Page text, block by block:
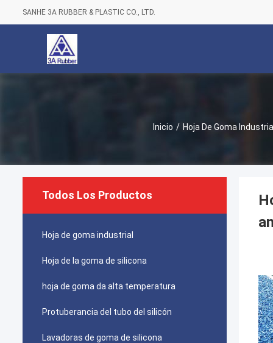
SANHE 3A RUBBER & PLASTIC CO., LTD.
Inicio / Hoja De Goma
Todos Los Productos
Hoja de goma industrial
Hoja de la goma de silicona
hoja de goma da alta temperatura
Protuberancia del tubo del silicón
Lavadoras de goma de silicona